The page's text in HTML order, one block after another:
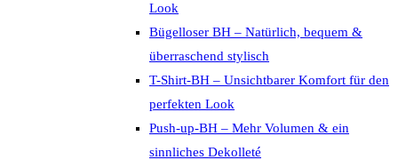
Look
Bügelloser BH – Natürlich, bequem &
überraschend stylisch
T-Shirt-BH – Unsichtbarer Komfort für den
perfekten Look
Push-up-BH – Mehr Volumen & ein
sinnliches Dekolleté